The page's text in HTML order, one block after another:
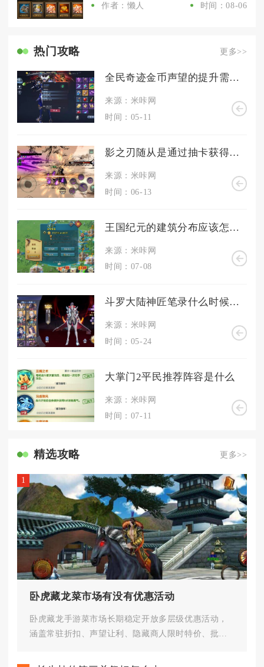
作者：懒人 时间：08-06
热门攻略 更多>>
全民奇迹金币声望的提升需要注意什么
来源：米咔网
时间：05-11
影之刃随从是通过抽卡获得的吗
来源：米咔网
时间：06-13
王国纪元的建筑分布应该怎么安排
来源：米咔网
时间：07-08
斗罗大陆神匠笔录什么时候可以启动
来源：米咔网
时间：05-24
大掌门2平民推荐阵容是什么
来源：米咔网
时间：07-11
精选攻略 更多>>
1
卧虎藏龙菜市场有没有优惠活动
卧虎藏龙手游菜市场长期稳定开放多层级优惠活动，
涵盖常驻折扣、声望让利、隐藏商人限时特价、批量